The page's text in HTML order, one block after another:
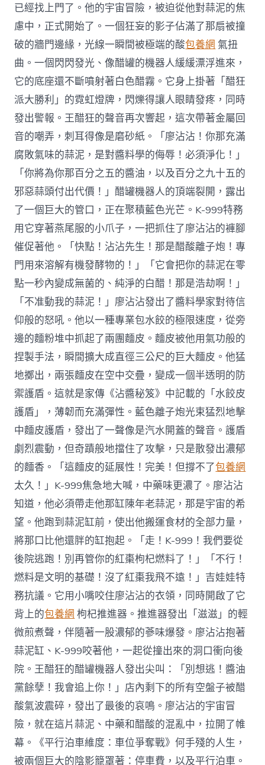
已經找上門了。他的宇宙冒險，被迫從他對蒜泥的焦
慮中，正式開始了。一個狂妄的影子佔滿了那扇被撞
破的牆門邊緣，光線一瞬間被極端的酸包養網 氣扭
曲。一個閃閃發光、像醋罐的機器人緩緩漂浮進來，
它的底座還不斷噴射著白色醋霧。它身上掛著「醋狂
派大勝利」的霓虹燈牌，閃爍得讓人眼睛發疼，同時
發出警報。王醋狂的聲音再次響起，這次帶著金屬回
音的嘲弄，刺耳得像是磨砂紙。「廖沾沾！你那充滿
腐敗氣味的蒜泥，是對醬料學的侮辱！必須淨化！」
「你將為你那百分之五的醬油，以及百分之九十五的
邪惡蒜頭付出代價！」醋罐機器人的頂端裂開，露出
了一個巨大的管口，正在聚積藍色光芒。K-999特務
用它穿著燕尾服的小爪子，一把抓住了廖沾沾的褲腳
催促著他。「快點！沾沾先生！那是醋酸離子炮！專
門用來溶解有機發酵物的！」「它會把你的蒜泥在零
點一秒內變成無菌的、純淨的白醋！那是浩劫啊！」
「不准動我的蒜泥！」廖沾沾發出了醬料學家對待信
仰般的怒吼。他以一種專業包水餃的極限速度，從旁
邊的麵粉堆中抓起了兩團麵皮。麵皮被他用氣功般的
捏製手法，瞬間擴大成直徑三公尺的巨大麵皮。他猛
地擲出，兩張麵皮在空中交疊，變成一個半透明的防
禦護盾。這就是家傳《沾醬秘笈》中記載的「水餃皮
護盾」，薄韌而充滿彈性。藍色離子炮光束猛烈地擊
中麵皮護盾，發出了一聲像是汽水開蓋的聲音。護盾
劇烈震動，但奇蹟般地擋住了攻擊，只是散發出濃郁
的麵香。「這麵皮的延展性！完美！但撐不了包養網
太久！」K-999焦急地大喊，中藥味更濃了。廖沾沾
知道，他必須帶走他那缸陳年老蒜泥，那是宇宙的希
望。他跑到蒜泥缸前，使出他搬運食材的全部力量，
將那口比他還胖的缸抱起。「走！K-999！我們要從
後院逃跑！別再管你的紅棗枸杞燃料了！」「不行！
燃料是文明的基礎！沒了紅棗我飛不遠！」吉娃娃特
務抗議。它用小嘴咬住廖沾沾的衣領，同時開啟了它
背上的包養網 枸杞推進器。推進器發出「滋滋」的輕
微煎煮聲，伴隨著一股濃郁的蔘味爆發。廖沾沾抱著
蒜泥缸、K-999咬著他，一起從撞出來的洞口衝向後
院。王醋狂的醋罐機器人發出尖叫：「別想逃！醬油
黨餘孽！我會追上你！」店內剩下的所有空盤子被醋
酸氣波震碎，發出了最後的哀鳴。廖沾沾的宇宙冒
險，就在這片蒜泥、中藥和醋酸的混亂中，拉開了帷
幕。《平行泊車維度：車位爭奪戰》何手殘的人生，
被兩個巨大的陰影籠罩著：停車費，以及平行泊車。